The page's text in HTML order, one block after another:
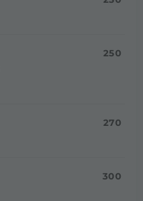
250
270
300